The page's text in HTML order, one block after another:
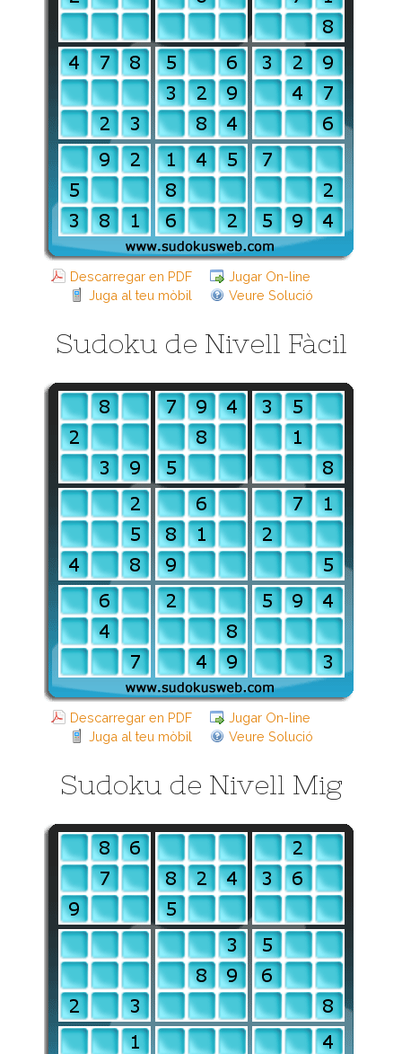
Descarregar en PDF
Jugar On-line
Juga al teu mòbil
Veure Solució
Sudoku de Nivell Fàcil
Descarregar en PDF
Jugar On-line
Juga al teu mòbil
Veure Solució
Sudoku de Nivell Mig